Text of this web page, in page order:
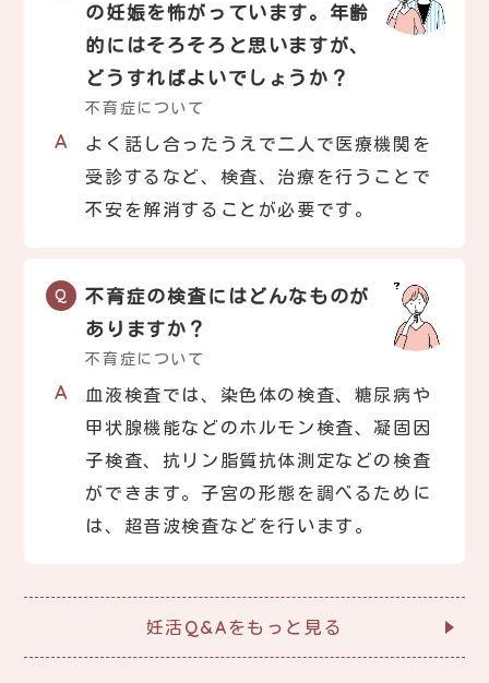
の妊娠を怖がっています。年齢
的にはそろそろと思いますが、
どうすればよいでしょうか？
不育症について
よく話し合ったうえで二人で医療機関を
受診するなど、検査、治療を行うことで
不安を解消することが必要です。
不育症の検査にはどんなものが
ありますか？
不育症について
血液検査では、染色体の検査、糖尿病や
甲状腺機能などのホルモン検査、凝固因
子検査、抗リン脂質抗体測定などの検査
ができます。子宮の形態を調べるために
は、超音波検査などを行います。
妊活Q&Aをもっと見る